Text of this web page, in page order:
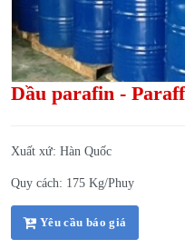
Dầu parafin -
Xuất xứ: Hàn Quốc
Quy cách: 175 Kg/Phuy
Yêu cầu báo giá